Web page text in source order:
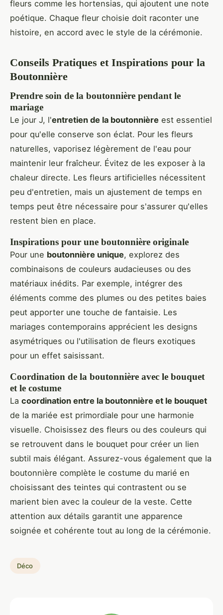
fleurs comme les hortensias, qui ajoutent une note
poétique. Chaque fleur choisie doit raconter une
histoire, en accord avec le style de la cérémonie.
Conseils Pratiques et Inspirations pour la
Boutonnière
Prendre soin de la boutonnière pendant le
mariage
Le jour J, l'entretien de la boutonnière est essentiel
pour qu'elle conserve son éclat. Pour les fleurs
naturelles, vaporisez légèrement de l'eau pour
maintenir leur fraîcheur. Évitez de les exposer à la
chaleur directe. Les fleurs artificielles nécessitent
peu d'entretien, mais un ajustement de temps en
temps peut être nécessaire pour s'assurer qu'elles
restent bien en place.
Inspirations pour une boutonnière originale
Pour une boutonnière unique, explorez des
combinaisons de couleurs audacieuses ou des
matériaux inédits. Par exemple, intégrer des
éléments comme des plumes ou des petites baies
peut apporter une touche de fantaisie. Les
mariages contemporains apprécient les designs
asymétriques ou l'utilisation de fleurs exotiques
pour un effet saisissant.
Coordination de la boutonnière avec le bouquet
et le costume
La coordination entre la boutonnière et le bouquet
de la mariée est primordiale pour une harmonie
visuelle. Choisissez des fleurs ou des couleurs qui
se retrouvent dans le bouquet pour créer un lien
subtil mais élégant. Assurez-vous également que la
boutonnière complète le costume du marié en
choisissant des teintes qui contrastent ou se
marient bien avec la couleur de la veste. Cette
attention aux détails garantit une apparence
soignée et cohérente tout au long de la cérémonie.
Déco